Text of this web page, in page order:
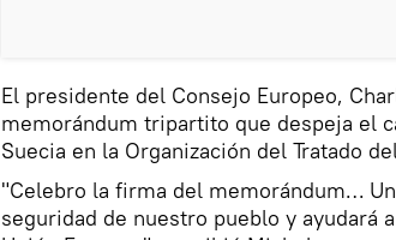
El presidente del Consejo Europeo,
memorándum tripartito que despeja el
Suecia en la Organización del Tratado
"Celebro la firma del memorándum…
seguridad de nuestro pueblo y ayudará